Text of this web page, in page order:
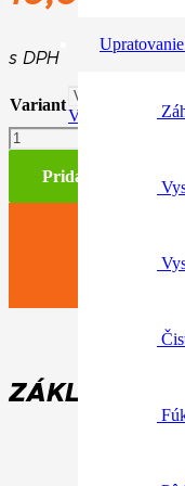
s DPH
Variant
Vymazať
množstvo
Tričko
„CHAINSAW“
Pridať do košíka
ZÁKLADNÉ